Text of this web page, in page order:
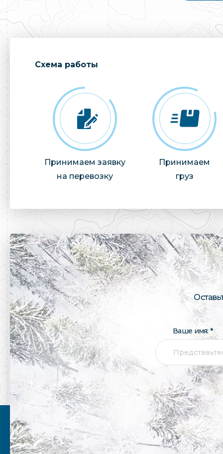
Cхема работы
Принимаем заявку
на перевозку
Принимаем
груз
Ваше имя: *